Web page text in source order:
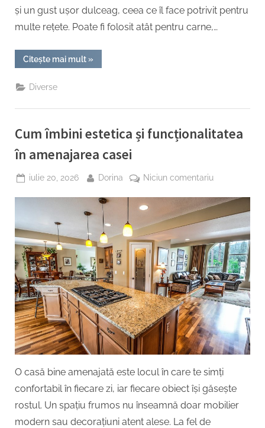
și un gust ușor dulceag, ceea ce îl face potrivit pentru
multe rețete. Poate fi folosit atât pentru carne,…
Citește mai mult“Oțetul
de
și
»
Diverse
Cum îmbini estetica și funcționalitatea
în amenajarea casei
Posted
iulie 20, 2026 By
Dorina Niciun comentariula
îmbini
estetica
și
în
amenajarea
casei
O casă bine amenajată este locul în care te simți
confortabil în fiecare zi, iar fiecare obiect își găsește
rostul. Un spațiu frumos nu înseamnă doar mobilier
modern sau decorațiuni atent alese. La fel de